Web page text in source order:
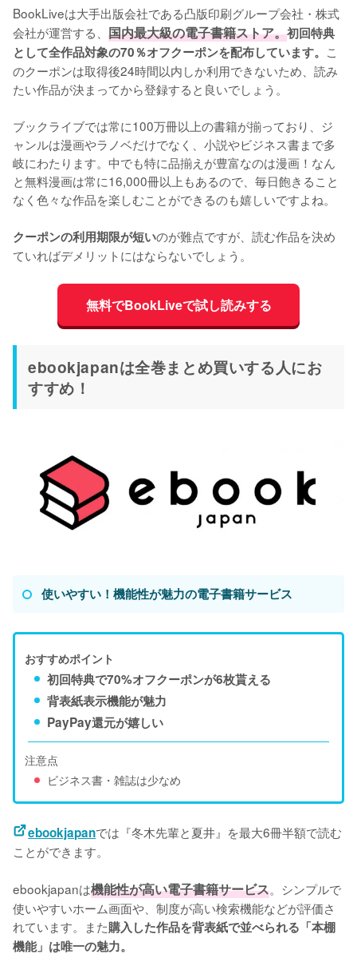
BookLiveは大手出版会社である凸版印刷グループ会社・株式
会社が運営する、 国内最大級の電子書籍ストア。初回特典
として全作品対象の70％オフクーポンを配布しています。 こ
のクーポンは取得後24時間以内しか利用できないため、読み
たい作品が決まってから登録すると良いでしょう。
ブックライブでは常に100万冊以上の書籍が揃っており、ジ
ャンルは漫画やラノベだけでなく、小説やビジネス書まで多
岐にわたります。中でも特に品揃えが豊富なのは漫画！なん
と無料漫画は常に16,000冊以上もあるので、毎日飽きること
なく色々な作品を楽しむことができるのも嬉しいですよね。
クーポンの利用期限が短いのが難点ですが、読む作品を決め
ていればデメリットにはならないでしょう。
無料でBookLiveで試し読みする
ebookjapanは全巻まとめ買いする人にお
すすめ！
使いやすい！機能性が魅力の電子書籍サービス
おすすめポイント
初回特典で70%オフクーポンが6枚貰える
背表紙表示機能が魅力
PayPay還元が嬉しい
注意点
ビジネス書・雑誌は少なめ
ebookjapanでは『冬木先輩と夏井』を最大6冊半額で読む
ことができます。
ebookjapanは機能性が高い電子書籍サービス。シンプルで
使いやすいホーム画面や、制度が高い検索機能などが評価さ
れています。また購入した作品を背表紙で並べられる「本棚
機能」は唯一の魅力。